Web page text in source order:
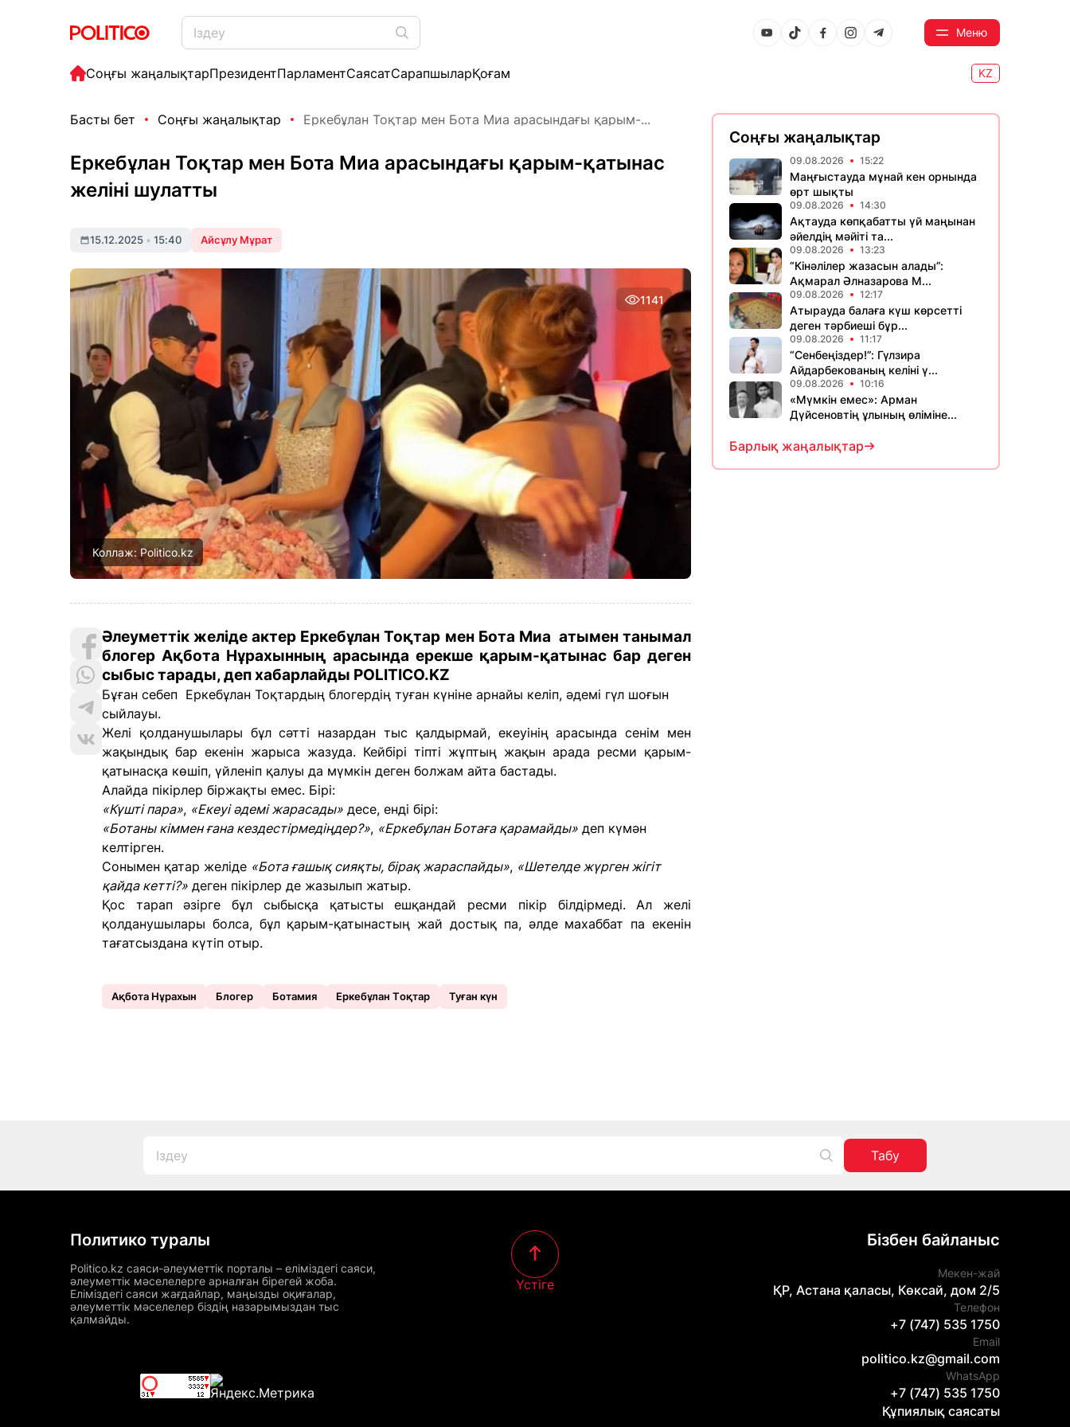
Меню
Соңғы жаңалықтарПрезидентПарламентСаясатСарапшыларҚоғам KZ
Басты бет Соңғы жаңалықтар Еркебұлан Тоқтар мен Бота Миа арасындағы қарым-...
Еркебұлан Тоқтар мен Бота Миа арасындағы қарым-қатынас
желіні шулатты
15.12.2025 • 15:40 Айсұлу Мұрат
1141
Коллаж: Politico.kz
Әлеуметтік желіде актер Еркебұлан Тоқтар мен Бота Миа атымен танымал
блогер Ақбота Нұрахынның арасында ерекше қарым-қатынас бар деген
сыбыс тарады, деп хабарлайды POLITICO.KZ
Бұған себеп Еркебұлан Тоқтардың блогердің туған күніне арнайы келіп, әдемі гүл шоғын
сыйлауы.
Желі қолданушылары бұл сәтті назардан тыс қалдырмай, екеуінің арасында сенім мен
жақындық бар екенін жарыса жазуда. Кейбірі тіпті жұптың жақын арада ресми қарым-
қатынасқа көшіп, үйленіп қалуы да мүмкін деген болжам айта бастады.
Алайда пікірлер біржақты емес. Бірі:
«Күшті пара», «Екеуі әдемі жарасады» десе, енді бірі:
«Ботаны кіммен ғана кездестірмедіңдер?», «Еркебұлан Ботаға қарамайды» деп күмән
келтірген.
Сонымен қатар желіде «Бота ғашық сияқты, бірақ жараспайды», «Шетелде жүрген жігіт
қайда кетті?» деген пікірлер де жазылып жатыр.
Қос тарап әзірге бұл сыбысқа қатысты ешқандай ресми пікір білдірмеді. Ал желі
қолданушылары болса, бұл қарым-қатынастың жай достық па, әлде махаббат па екенін
тағатсыздана күтіп отыр.
Ақбота Нұрахын Блогер Ботамия Еркебұлан Тoқтар Туған күн
Соңғы жаңалықтар
09.08.2026 15:22
Маңғыстауда мұнай кен орнында
өрт шықты
09.08.2026 14:30
Ақтауда көпқабатты үй маңынан
әйелдің мәйіті та...
09.08.2026 13:23
“Кінәлілер жазасын алады”:
Ақмарал Әлназарова М...
09.08.2026 12:17
Атырауда балаға күш көрсетті
деген тәрбиеші бұр...
09.08.2026 11:17
“Сенбеңіздер!”: Гүлзира
Айдарбекованың келіні ү...
09.08.2026 10:16
«Мүмкін емес»: Арман
Дүйсеновтің ұлының өліміне...
Барлық жаңалықтар
Табу
Политико туралы
Politico.kz саяси-әлеуметтік порталы – еліміздегі саяси,
әлеуметтік мәселелерге арналған бірегей жоба.
Еліміздегі саяси жағдайлар, маңызды оқиғалар,
әлеуметтік мәселелер біздің назарымыздан тыс
қалмайды.
Үстіге
Бізбен байланыс
Мекен-жай
ҚР, Астана қаласы, Көксай, дом 2/5
Телефон
+7 (747) 535 1750
Email
politico.kz@gmail.com
WhatsApp
+7 (747) 535 1750
Құпиялық саясаты